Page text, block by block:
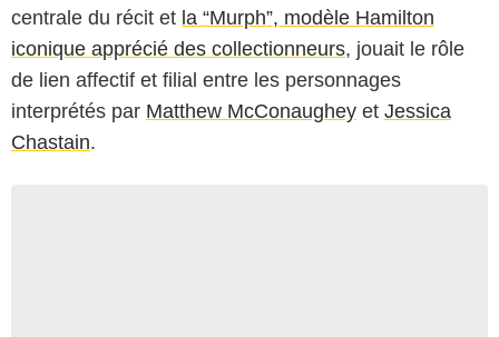
centrale du récit et la “Murph”, modèle Hamilton
iconique apprécié des collectionneurs, jouait le rôle
de lien affectif et filial entre les personnages
interprétés par Matthew McConaughey et Jessica
Chastain.